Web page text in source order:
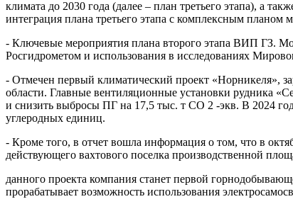
климата до 2030 года (далее – план третьего этапа), а
интеграция плана третьего этапа с комплексным
- Ключевые мероприятия плана второго этапа ВИП ГЗ.
Росгидрометом и использования в исследованиях
- Отмечен первый климатический проект «Норникеля»,
области. Главные вентиляционные установки рудника
и снизить выбросы ПГ на 17,5 тыс. т СО 2 -экв. В 2024
углеродных единиц.
- Кроме того, в отчет вошла информация о том, что в
действующего вахтового поселка производственной
данного проекта компания станет первой
прорабатывает возможность использования